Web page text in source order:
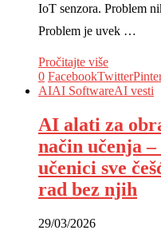
IoT senzora. Problem
Problem je uvek …
Pročitajte više
0 FacebookTwitter
AIAI SoftwareAI vesti
AI alati za
način učenja
učenici sve
rad bez njih
29/03/2026